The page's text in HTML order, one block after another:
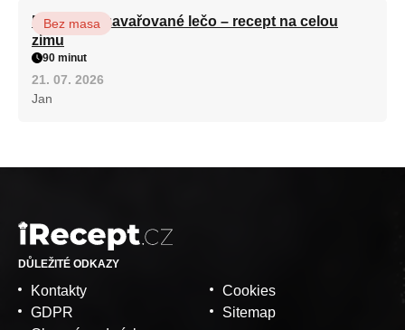
Babiččino zavařované lečo – recept na celou
zimu
Bez masa
90 minut
21. 07. 2026
Jan
DŮLEŽITÉ ODKAZY
Kontakty
GDPR
Cookies
Sitemap